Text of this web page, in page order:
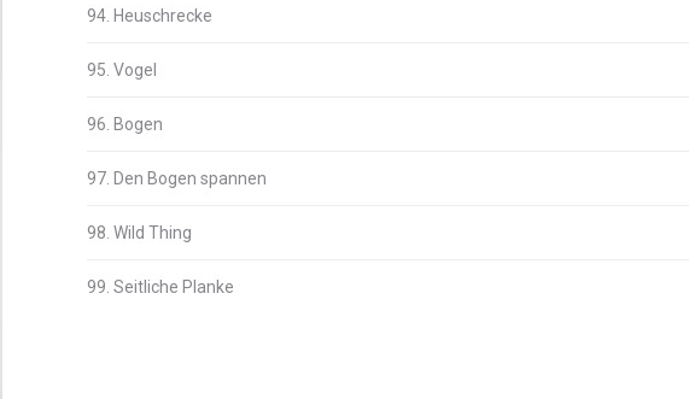
94. Heuschrecke
95. Vogel
96. Bogen
97. Den Bogen spannen
98. Wild Thing
99. Seitliche Planke